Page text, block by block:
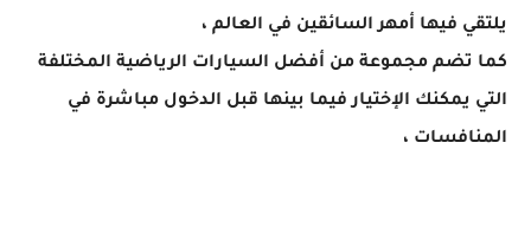
يلتقي فيها أمهر السائقين في العالم ،
كما تضم مجموعة من أفضل السيارات الرياضية المختلفة
التي يمكنك الإختيار فيما بينها قبل الدخول مباشرة في
المنافسات ،